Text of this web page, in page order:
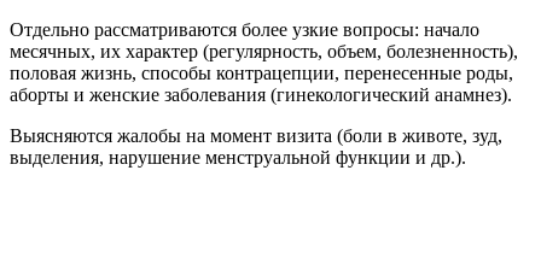
Отдельно рассматриваются более узкие вопросы: начало
месячных, их характер (регулярность, объем, болезненность),
половая жизнь, способы контрацепции, перенесенные роды,
аборты и женские заболевания (гинекологический анамнез).
Выясняются жалобы на момент визита (боли в животе, зуд,
выделения, нарушение менструальной функции и др.).